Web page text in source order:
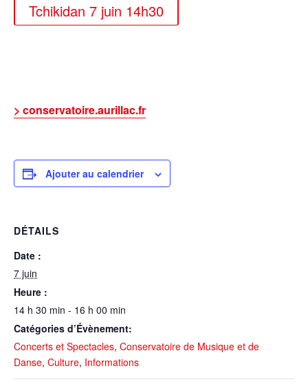
Tchikidan 7 juin 14h30
> conservatoire.aurillac.fr
Ajouter au calendrier
DÉTAILS
Date :
7 juin
Heure :
14 h 30 min - 16 h 00 min
Catégories d’Évènement:
Concerts et Spectacles, Conservatoire de Musique et de
Danse, Culture, Informations